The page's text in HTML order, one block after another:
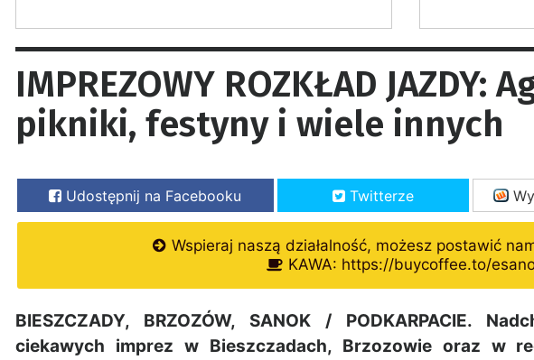
IMPREZOWY ROZKŁAD JAZDY:
pikniki, festyny i wiele innych
Udostępnij na Facebooku Twitterze
Wspieraj naszą działalność, możesz postawić
KAWA: https://buycoffee.to/
BIESZCZADY, BRZOZÓW, SANOK / PODKARPACIE.
ciekawych imprez w Bieszczadach, Brzozowie oraz w